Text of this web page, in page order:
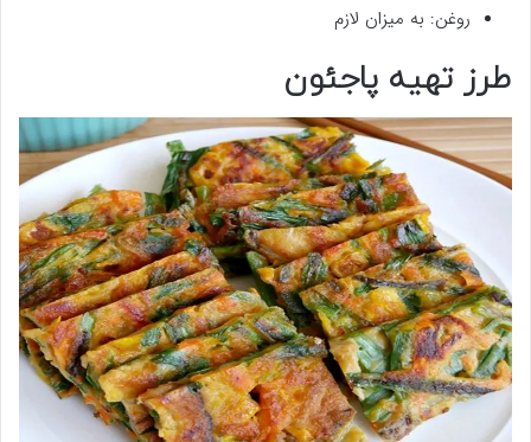
روغن: به میزان لازم
طرز تهیه پاجئون